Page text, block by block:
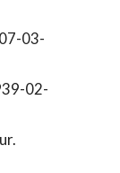
03-
02-
ur.